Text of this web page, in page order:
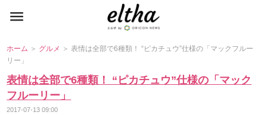
ホーム ＞ グルメ ＞ 表情は全部で6種類！ “ピカチュウ”仕様の「マックフルー
リー」
表情は全部で6種類！ “ピカチュウ”仕様の「マック
フルーリー」
2017-07-13 09:00